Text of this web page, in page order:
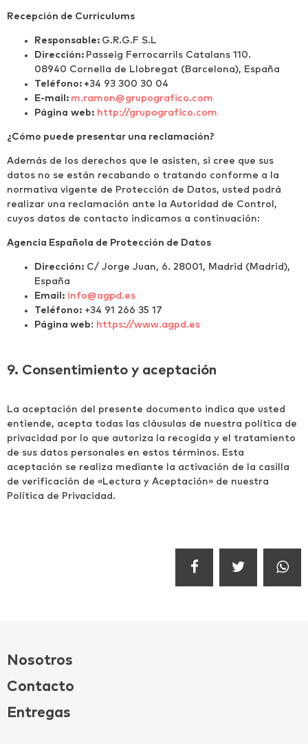
Recepción de Curriculums
Responsable: G.R.G.F S.L
Dirección: Passeig Ferrocarrils Catalans 110.
08940 Cornella de Llobregat (Barcelona), España
Teléfono: +34 93 300 30 04
E-mail: m.ramon@grupografico.com
Página we b: http://grupografico.com
¿Cómo puede presentar una reclamación?
Además de los derechos que le asisten, si cree que sus
datos no se están recabando o tratando conforme a la
normativa vigente de Protección de Datos, usted podrá
realizar una reclamación ante la Autoridad de Control,
cuyos datos de contacto indicamos a continuación:
Agencia Española de Protección de Datos
Dirección: C/ Jorge Juan, 6. 28001, Madrid (Madrid),
España
Email: info@agpd.es
Teléfono: +34 91 266 35 17
Página web: https://www.agpd.es
9. Consentimiento y aceptación
La aceptación del presente documento indica que usted
entiende, acepta todas las cláusulas de nuestra política de
privacidad por lo que autoriza la recogida y el tratamiento
de sus datos personales en estos términos. Esta
aceptación se realiza mediante la activación de la casilla
de verificación de «Lectura y Aceptación» de nuestra
Política de Privacidad.
Nosotros
Contacto
Entregas